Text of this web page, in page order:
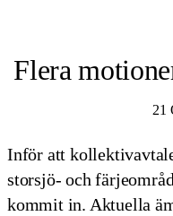
Flera
21
Inför att
storsjö- och
kommit in. Aktuella